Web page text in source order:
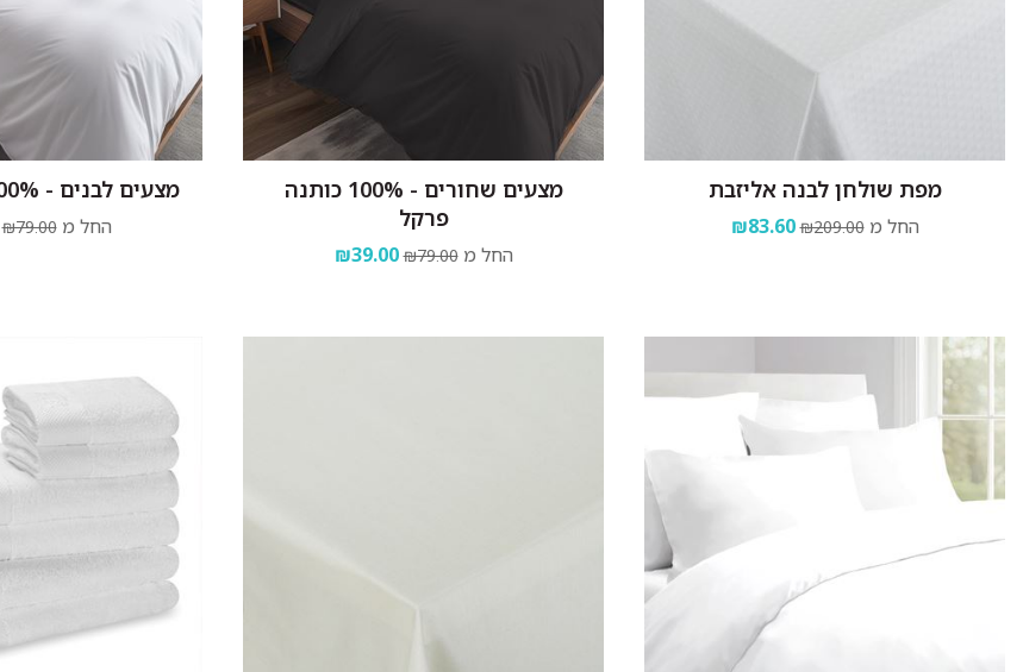
מפת שולחן לבנה אליזבת
החל מ ₪209.00
₪83.60
מצעים שחורים - 100% כותנה
פרקל
החל מ ₪79.00
₪39.00
מצעים לבנים - 100% כותנה פרקל
החל מ ₪79.00